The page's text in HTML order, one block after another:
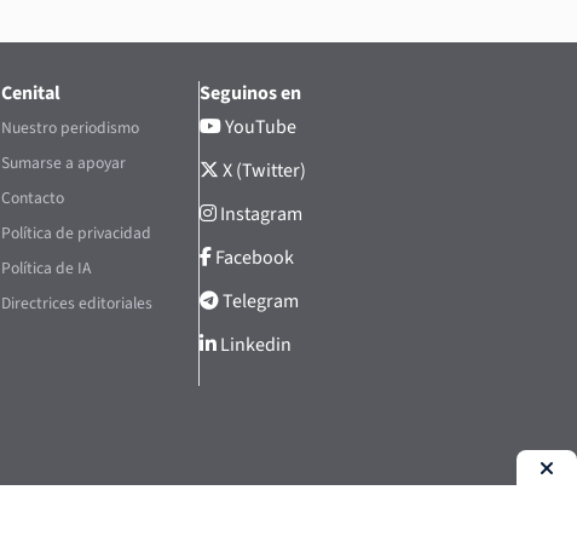
Cenital
Nuestro periodismo
Sumarse a apoyar
Contacto
Política de privacidad
Política de IA
Directrices editoriales
Seguinos en
YouTube
X (Twitter)
Instagram
Facebook
Telegram
Linkedin